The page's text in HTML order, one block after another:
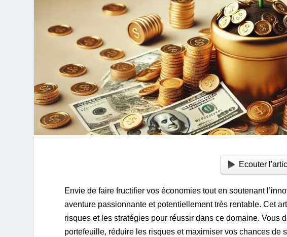
Ecouter
Envie de faire fructifier vos économies tout en soutenant
aventure passionnante et potentiellement très rentable. Cet
risques et les stratégies pour réussir dans ce domaine. Vous
portefeuille, réduire les risques et maximiser vos chances de